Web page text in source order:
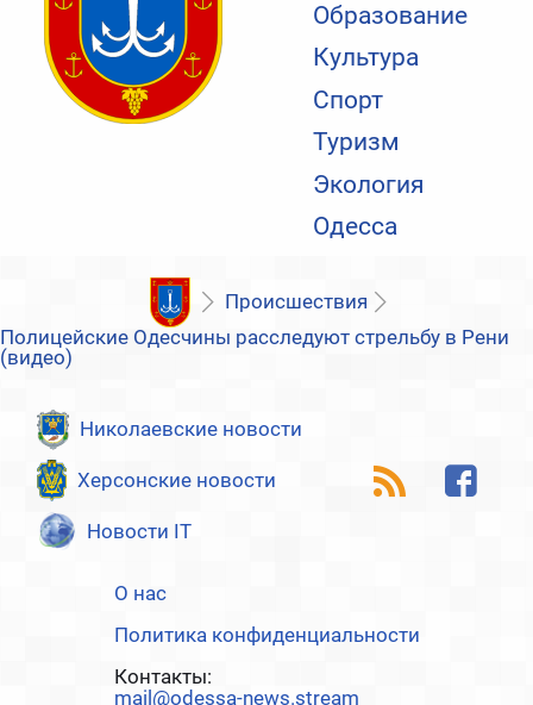
Образование
Культура
Спорт
Туризм
Экология
Одесса
Происшествия
Полицейские Одесчины расследуют стрельбу в Рени
(видео)
Николаевские новости
Херсонские новости
Новости IT
О нас
Политика конфиденциальности
Контакты:
mail@odessa-news.stream